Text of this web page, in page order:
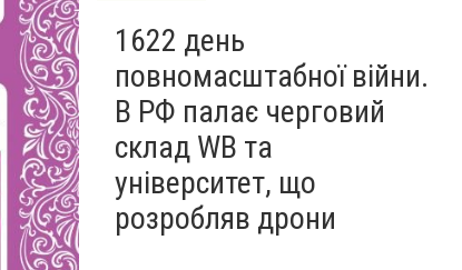
1622 день
повномасштабної війни.
В РФ палає черговий
склад WB та
університет, що
розробляв дрони